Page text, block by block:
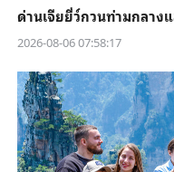
ด่านเจียยี่ว์กวนท่ามกลา
2026-08-06 07:58:17